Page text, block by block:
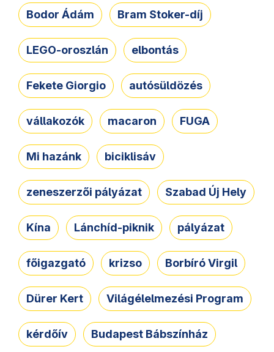
Bodor Ádám Bram Stoker-díj
LEGO-oroszlán elbontás
Fekete Giorgio autósüldözés
vállakozók macaron FUGA
Mi hazánk biciklisáv
zeneszerzői pályázat Szabad Új Hely
Kína Lánchíd-piknik pályázat
főigazgató krizso Borbíró Virgil
Dürer Kert Világélelmezési Program
kérdőív Budapest Bábszínház